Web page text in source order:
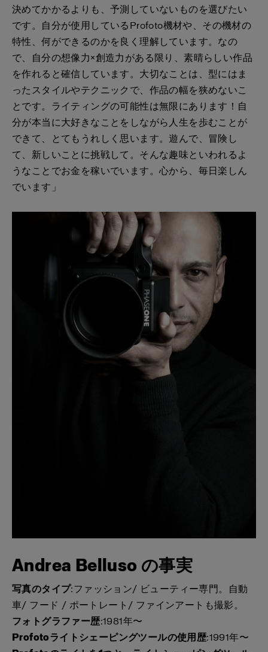
決めてかかるよりも、予測していないものを選びたい
です。自分が使用しているProfoto機材や、その機材の
特性、何ができるのかを良く理解しています。なの
で、自分の想像力×創造力がある限り、素晴らしい作品
を作れると確信しています。大切なことは、型にはま
ったスタイルやテクニックで、作品の幅を狭めないこ
とです。ライティングの可能性は無限にあります！自
分が本当に大好きなことをしながら人生を歩むことが
できて、とてもうれしく思います。遊んで、冒険し
て、新しいことに挑戦して。そんな趣味といわれるよ
うなことでお金を稼いでいます。心から、毎日楽しん
でいます」
Andrea Belluso の事実
写真のタイプ:ファッション/ ビューティー専門。自動
車/ フード / ポートレート/ ファインアートも撮影。
フォトグラファー歴:1981年〜
Profotoライトシェーピングツールの使用歴:1991年〜